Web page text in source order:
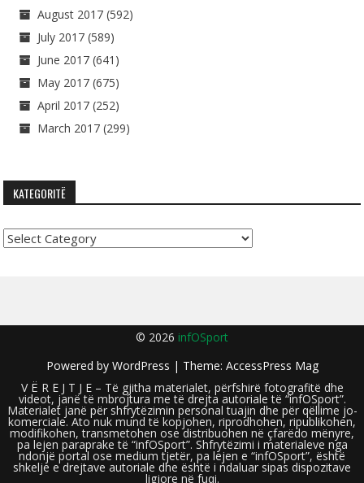
August 2017 (592)
July 2017 (589)
June 2017 (641)
May 2017 (675)
April 2017 (252)
March 2017 (299)
KATEGORITË
Kategoritë
© 2026 infOSport
Powered by WordPress | Theme: AccessPress Mag
V Ë R E J T J E – Të gjitha materialet, përfshirë fotografitë dhe
videot, janë të mbrojtura me të drejta autoriale të “infOSport”.
Materialet janë për shfrytëzimin personal tuajin dhe për qëllime jo-
komerciale. Ato nuk mund të kopjohen, riprodhohen, ripublikohen,
modifikohen, transmetohen ose distribuohen në çfarëdo mënyre,
pa lejen paraprake të “infOSport”. Shfrytëzimi i materialeve nga
ndonjë portal ose medium tjetër, pa lejen e “infOSport”, është
shkelje e drejtave autoriale dhe është i ndaluar sipas dispozitave
ligjore në fuqi.